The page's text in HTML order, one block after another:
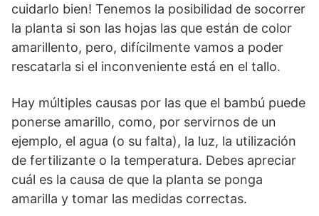
cuidarlo bien! Tenemos la posibilidad de socorrer
la planta si son las hojas las que están de color
amarillento, pero, difícilmente vamos a poder
rescatarla si el inconveniente está en el tallo.
Hay múltiples causas por las que el bambú puede
ponerse amarillo, como, por servirnos de un
ejemplo, el agua (o su falta), la luz, la utilización
de fertilizante o la temperatura. Debes apreciar
cuál es la causa de que la planta se ponga
amarilla y tomar las medidas correctas.